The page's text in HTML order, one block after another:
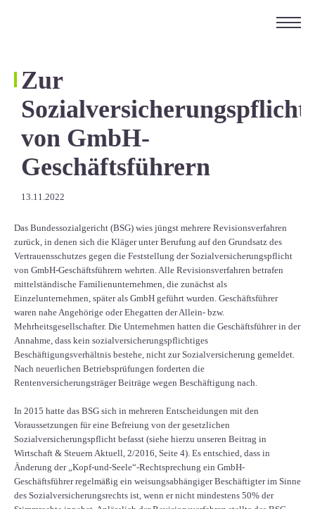
Zur
Sozialversicherungspflicht
von GmbH-
Geschäftsführern
13.11.2022
Das Bundessozialgericht (BSG) wies jüngst mehrere Revisionsverfahren
zurück, in denen sich die Kläger unter Berufung auf den Grundsatz des
Vertrauensschutzes gegen die Feststellung der Sozialversicherungspflicht
von GmbH-Geschäftsführern wehrten. Alle Revisionsverfahren betrafen
mittelständische Familienunternehmen, die zunächst als
Einzelunternehmen, später als GmbH geführt wurden. Geschäftsführer
waren nahe Angehörige oder Ehegatten der Allein- bzw.
Mehrheitsgesellschafter. Die Unternehmen hatten die Geschäftsführer in der
Annahme, dass kein sozialversicherungspflichtiges
Beschäftigungsverhältnis bestehe, nicht zur Sozialversicherung gemeldet.
Nach neuerlichen Betriebsprüfungen forderten die
Rentenversicherungsträger Beiträge wegen Beschäftigung nach.
In 2015 hatte das BSG sich in mehreren Entscheidungen mit den
Voraussetzungen für eine Befreiung von der gesetzlichen
Sozialversicherungspflicht befasst (siehe hierzu unseren Beitrag in
Wirtschaft & Steuern Aktuell, 2/2016, Seite 4). Es entschied, dass in
Änderung der „Kopf-und-Seele“-Rechtsprechung ein GmbH-
Geschäftsführer regelmäßig ein weisungsabhängiger Beschäftigter im Sinne
des Sozialversicherungsrechts ist, wenn er nicht mindestens 50% der
KONTAKT